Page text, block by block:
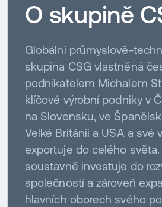
O skupině
Globální průmyslově-
skupina CSG vlastněná
podnikatelem Michalem
klíčové výrobní podniky v
na Slovensku, ve
Velké Británii a USA a své
exportuje do celého světa.
soustavně investuje do
společností a zároveň
hlavních oborech svého